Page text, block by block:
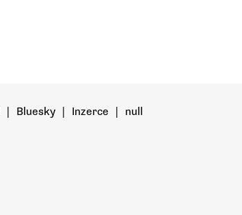
| Bluesky | Inzerce | null